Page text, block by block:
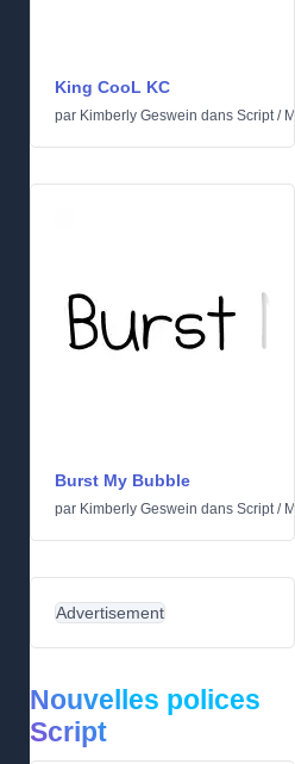
King CooL KC
par Kimberly Geswein dans Script/
Burst My Bubble
par Kimberly Geswein dans Script/
Advertisement
Nouvelles polices
Script